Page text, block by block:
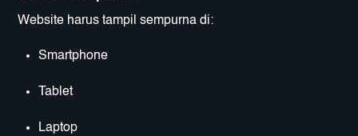
Website harus tampil sempurna di:
Smartphone
Tablet
Laptop